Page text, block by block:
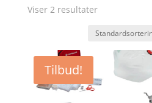
Viser 2 resultater
Tilbud!